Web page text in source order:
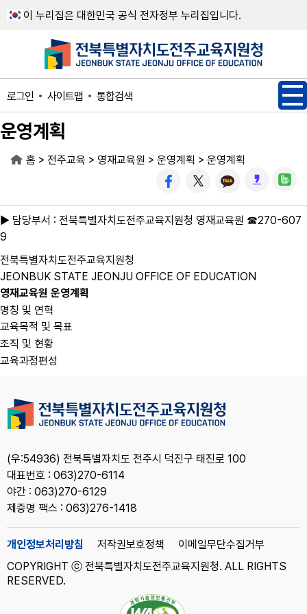
이 누리집은 대한민국 공식 전자정부 누리집입니다.
로그인 사이트맵 통합검색
운영계획
홈 > 전주교육 > 영재교육원 > 운영계획 > 운영계획
▶ 담당부서 : 전북특별자치도전주교육지원청 영재교육원 ☎270-607
9
전북특별자치도전주교육지원청
JEONBUK STATE JEONJU OFFICE OF EDUCATION
영재교육원 운영계획
명칭 및 연혁
교육목적 및 목표
조직 및 현황
교육과정편성
(우:54936) 전북특별자치도 전주시 덕진구 태진로 100
대표번호 : 063)270-6114
야간 : 063)270-6129
제증명 팩스 : 063)276-1418
개인정보처리방침 저작권보호정책
이메일무단수집거부
COPYRIGHT ⓒ 전북특별자치도전주교육지원청. ALL RIGHTS
RESERVED.